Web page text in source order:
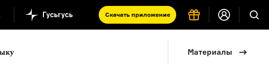
Материалы
Скачать приложение
кек»